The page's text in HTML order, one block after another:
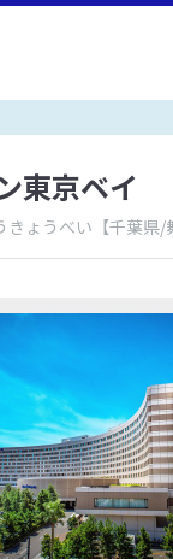
東京ベイ
きょうべい 【千葉県